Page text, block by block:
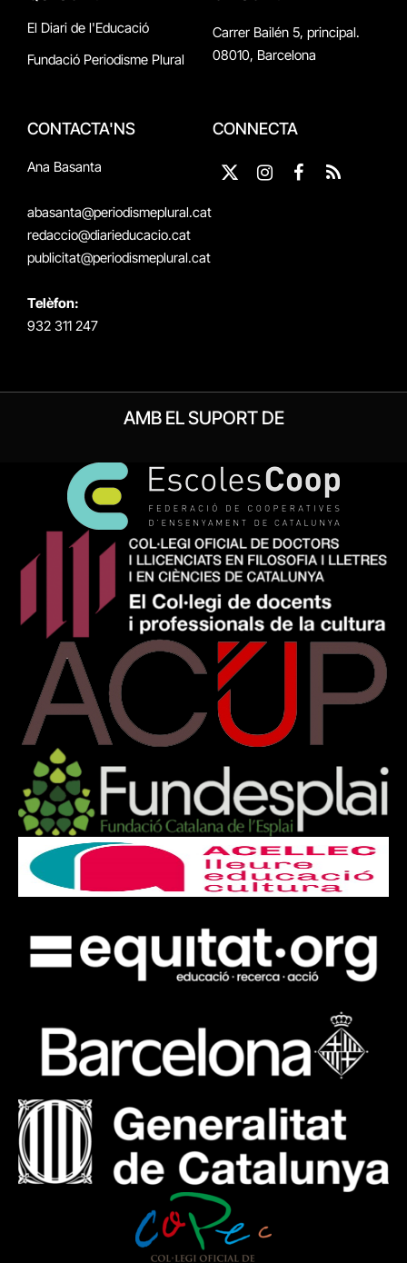
El Diari de l'Educació
Fundació Periodisme Plural
Carrer Bailén 5, principal.
08010, Barcelona
CONTACTA'NS
Ana Basanta
abasanta@periodismeplural.cat
redaccio@diarieducacio.cat
publicitat@periodismeplural.cat
Telèfon:
932 311 247
CONNECTA
X
InstagramFacebook
RSS
AMB EL SUPORT DE